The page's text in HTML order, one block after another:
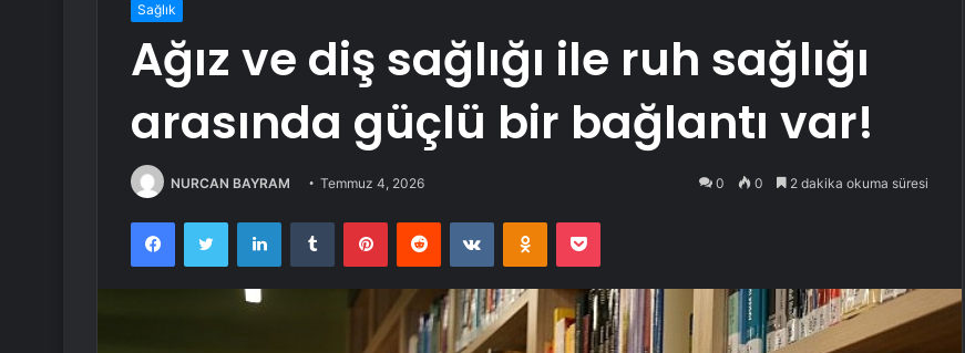
Sağlık
Ağız ve diş sağlığı ile ruh sağlığı
arasında güçlü bir bağlantı var!
NURCAN BAYRAM Temmuz 4, 2026 0 0 2 dakika okuma süresi
FacebookTwitter LinkedInTumblr PinterestReddit VKontakteOdnoklassniki
Pocket